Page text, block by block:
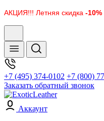
АКЦИЯ!!! Летняя скидка -10%
+7 (495) 374-0102 +7 (800)
Заказать обратный звонок
Аккаунт